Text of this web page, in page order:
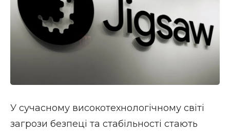
У сучасному високотехнологічному світі
загрози безпеці та стабільності стають